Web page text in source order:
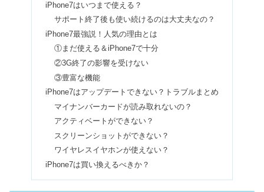
庶民がバーキンを持つべきではない理
由！なぜ高い＆買える人は？
買ってはいけない掃除機5選！壊れや
すいメーカーはどこ？
日本人が一番痩せるダイエット方法
【8つのルール】
脳洗浄は怪しい＆やばい？危険で効果
iPhone7はいつまで使える？
サポート終了後も使い続けるのは大丈夫なの？
iPhone7最強説！人気の理由とは
①まだ使える＆iPhone7で十分
②3G終了の影響を受けない
③豊富な機能
iPhone7はアップデートできない？トラブルまとめ
マイナンバーカードが読み取れないの？
アクティベートができない？
スクリーンショットができない？
ワイヤレスイヤホンが使えない？
iPhone7は買い換えるべきか？